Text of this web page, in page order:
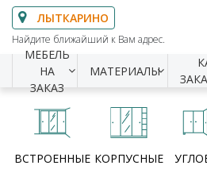
ЛЫТКАРИНО
Найдите ближайший к Вам адрес.
МЕБЕЛЬ
НА
ЗАКАЗ
МАТЕРИАЛЫ
ВСТРОЕННЫЕ КОРПУСНЫЕ